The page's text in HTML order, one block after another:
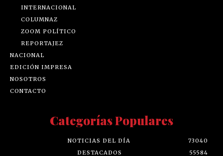
INTERNACIONAL
COLUMNAZ
ZOOM POLÍTICO
REPORTAJEZ
NACIONAL
EDICIÓN IMPRESA
NOSOTROS
CONTACTO
Categorías Populares
NOTICIAS DEL DÍA
73040
DESTACADOS
55584